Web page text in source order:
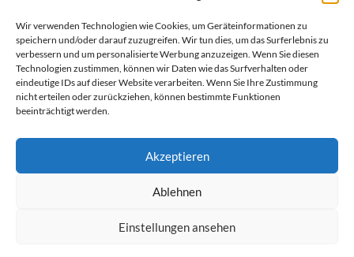
Wir verwenden Technologien wie Cookies, um Geräteinformationen zu
speichern und/oder darauf zuzugreifen. Wir tun dies, um das Surferlebnis zu
verbessern und um personalisierte Werbung anzuzeigen. Wenn Sie diesen
Technologien zustimmen, können wir Daten wie das Surfverhalten oder
eindeutige IDs auf dieser Website verarbeiten. Wenn Sie Ihre Zustimmung
nicht erteilen oder zurückziehen, können bestimmte Funktionen
beeinträchtigt werden.
Akzeptieren
Ablehnen
Einstellungen ansehen